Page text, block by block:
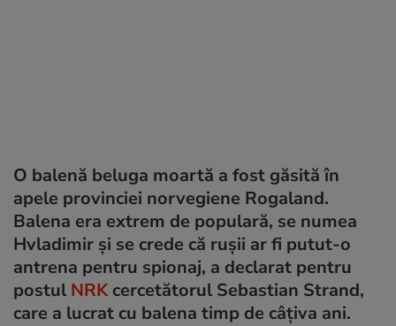
O balenă beluga moartă a fost găsită în
apele provinciei norvegiene Rogaland.
Balena era extrem de populară, se numea
Hvladimir și se crede că rușii ar fi putut-o
antrena pentru spionaj, a declarat pentru
postul NRKcercetătorul Sebastian Strand,
care a lucrat cu balena timp de câțiva ani.